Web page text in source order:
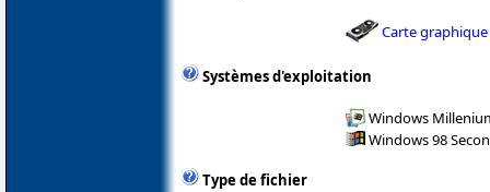
Carte graphique
Systèmes d'exploitation
Windows
Windows 98
Type de fichier